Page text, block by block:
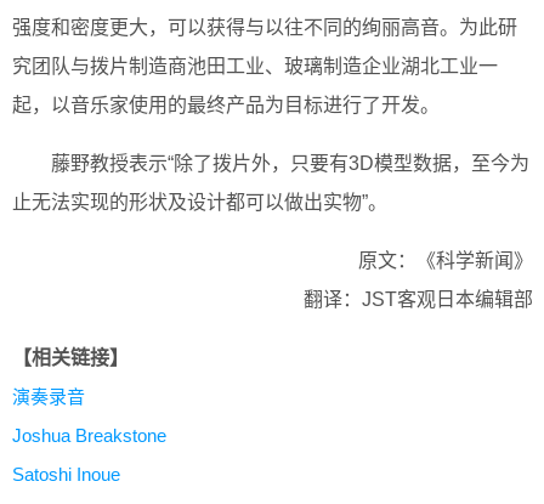
强度和密度更大，可以获得与以往不同的绚丽高音。为此研
究团队与拨片制造商池田工业、玻璃制造企业湖北工业一
起，以音乐家使用的最终产品为目标进行了开发。
藤野教授表示“除了拨片外，只要有3D模型数据，至今为
止无法实现的形状及设计都可以做出实物”。
原文：《科学新闻》
翻译：JST客观日本编辑部
【相关链接】
演奏录音
Joshua Breakstone
Satoshi Inoue